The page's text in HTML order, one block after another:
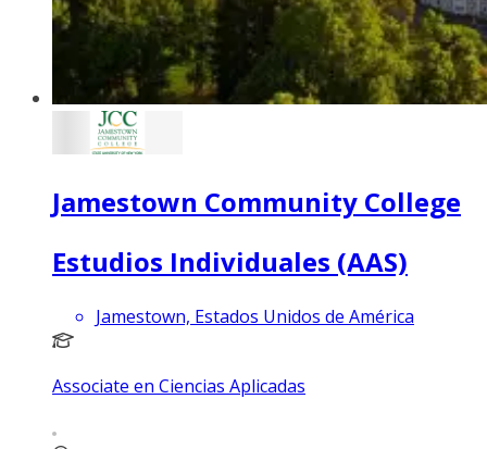
Jamestown Community College
Estudios Individuales (AAS)
Jamestown, Estados Unidos de América
Associate en Ciencias Aplicadas